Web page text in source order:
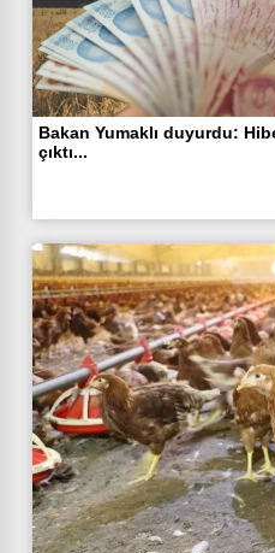
Bakan Yumaklı duyurdu:
çıktı...